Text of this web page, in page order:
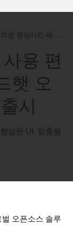
오픈스택 플랫폼 10 출시...
용 편
햇 오
시
상된 UI, 맞춤형
벌 오픈소스 솔루